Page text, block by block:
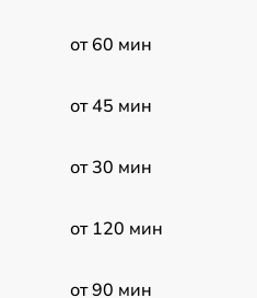
от 60 мин
от 45 мин
от 30 мин
от 120 мин
от 90 мин